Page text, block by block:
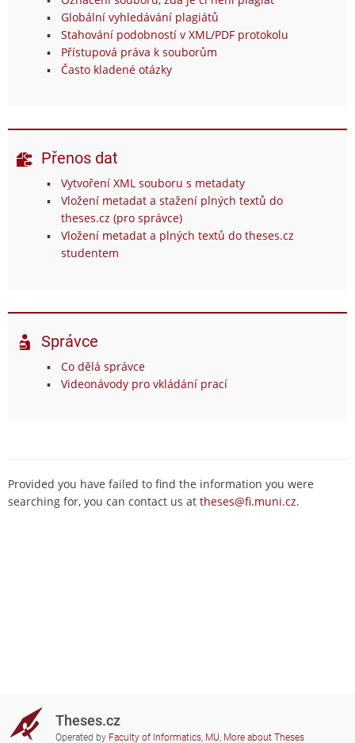
Globální vyhledávání plagiátů
Stahování podobností v XML/PDF protokolu
Přístupová práva k souborům
Často kladené otázky
Přenos dat
Vytvoření XML souboru s metadaty
Vložení metadat a stažení plných textů do
theses.cz (pro správce)
Vložení metadat a plných textů do theses.cz
studentem
Správce
Co dělá správce
Videonávody pro vkládání prací
Provided you have failed to find the information you were
searching for, you can contact us at theses@fi.muni.cz.
Theses.cz
Operated by Faculty of Informatics, MU, More about Theses